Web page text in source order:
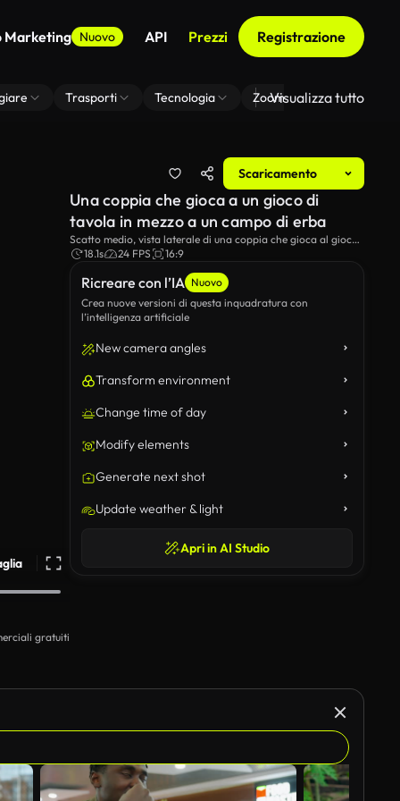
Marketing Nuovo API Prezzi Registrazione
Trasporti Tecnologia Zoom Di Sfondo Virtuale
Visualizza tutto
Scaricamento
gratuiti
Ricreare con l’IA Nuovo
Crea nuove versioni di questa inquadratura con
l’intelligenza artificiale
New camera angles
Transform environment
Change time of day
Modify elements
Generate next shot
Update weather & light
Apri in AI Studio
Una coppia che gioca a un gioco di
tavola in mezzo a un campo di erba
Scatto medio, vista laterale di una coppia che gioca al gioco
da tavolo "Lovopoly" mentre in una data in un campo
18.1s 24 FPS 16:9